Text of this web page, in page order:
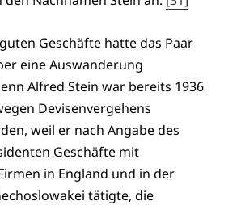
Geschäfte hatte das Paar
eine Auswanderung
Alfred Stein war bereits 1936
Devisenvergehens
weil er nach Angabe des
Geschäfte mit
in England und in der
tätigte, die